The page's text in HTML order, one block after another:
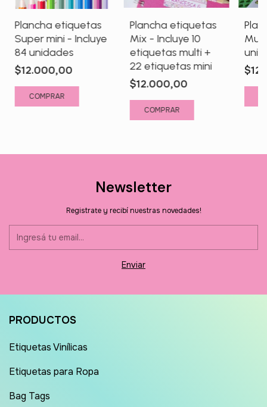
Plancha etiquetas
Super mini - Incluye
84 unidades
$12.000,00
Plancha etiquetas
Mix - Incluye 10
etiquetas multi +
22 etiquetas mini
$12.000,00
Newsletter
Registrate y recibí nuestras novedades!
PRODUCTOS
Etiquetas Vinílicas
Etiquetas para Ropa
Bag Tags